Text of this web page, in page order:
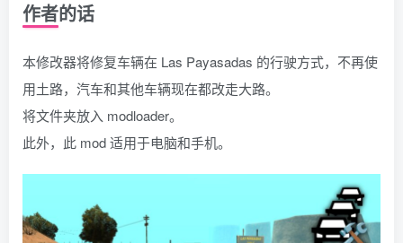
作者的话
本修改器将修复车辆在 Las Payasadas 的行驶方式，不再使
用土路，汽车和其他车辆现在都改走大路。
将文件夹放入 modloader。
此外，此 mod 适用于电脑和手机。